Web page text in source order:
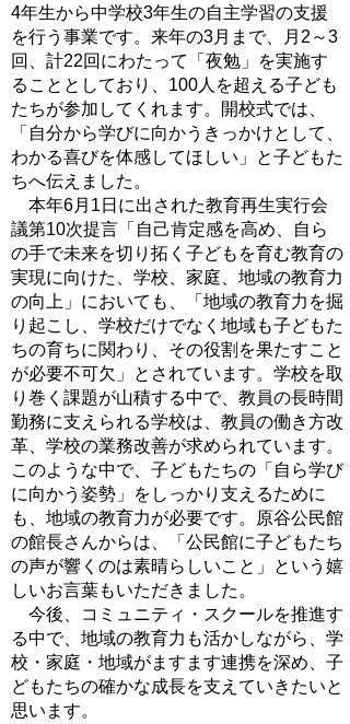
4年生から中学校3年生の自主学習の支援
を行う事業です。来年の3月まで、月2～3
回、計22回にわたって「夜勉」を実施す
ることとしており、100人を超える子ども
たちが参加してくれます。開校式では、
「自分から学びに向かうきっかけとして、
わかる喜びを体感してほしい」と子どもた
ちへ伝えました。
本年6月1日に出された教育再生実行会
議第10次提言「自己肯定感を高め、自ら
の手で未来を切り拓く子どもを育む教育の
実現に向けた、学校、家庭、地域の教育力
の向上」においても、「地域の教育力を掘
り起こし、学校だけでなく地域も子どもた
ちの育ちに関わり、その役割を果たすこと
が必要不可欠」とされています。学校を取
り巻く課題が山積する中で、教員の長時間
勤務に支えられる学校は、教員の働き方改
革、学校の業務改善が求められています。
このような中で、子どもたちの「自ら学び
に向かう姿勢」をしっかり支えるために
も、地域の教育力が必要です。原谷公民館
の館長さんからは、「公民館に子どもたち
の声が響くのは素晴らしいこと」という嬉
しいお言葉もいただきました。
今後、コミュニティ・スクールを推進す
る中で、地域の教育力も活かしながら、学
校・家庭・地域がますます連携を深め、子
どもたちの確かな成長を支えていきたいと
思います。